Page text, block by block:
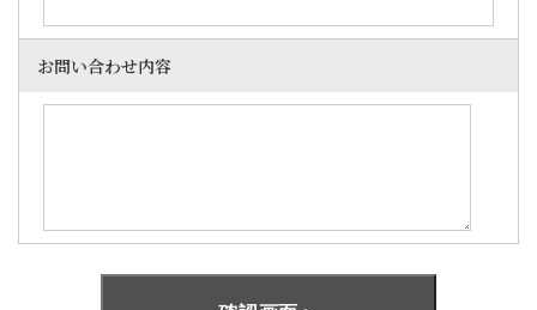
お問い合わせ内容